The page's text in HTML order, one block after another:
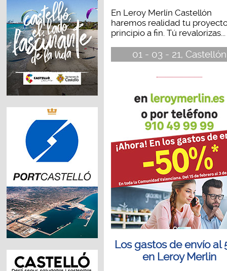
En Leroy Merlín Castellón
haremos realidad tu
principio a fin. Tú revalorizas...
01 - 03 - 21, Castellón
Los gastos de envío al
en Leroy Merlin